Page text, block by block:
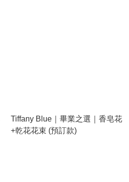
Tiffany Blue｜畢業之選｜香皂花
+乾花花束 (預訂款)